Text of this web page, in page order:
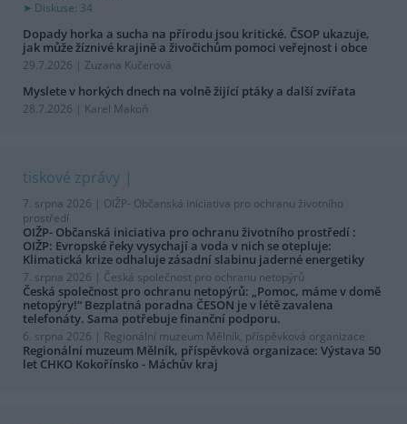
Diskuse: 34
Dopady horka a sucha na přírodu jsou kritické. ČSOP ukazuje,
jak může žíznivé krajině a živočichům pomoci veřejnost i obce
29.7.2026 | Zuzana Kučerová
Myslete v horkých dnech na volně žijící ptáky a další zvířata
28.7.2026 | Karel Makoň
tiskové zprávy
7. srpna 2026 | OIŽP- Občanská iniciativa pro ochranu životního
prostředí
OIŽP- Občanská iniciativa pro ochranu životního prostředí :
OIŽP: Evropské řeky vysychají a voda v nich se otepluje:
Klimatická krize odhaluje zásadní slabinu jaderné energetiky
7. srpna 2026 | Česká společnost pro ochranu netopýrů
Česká společnost pro ochranu netopýrů: „Pomoc, máme v domě
netopýry!“ Bezplatná poradna ČESON je v létě zavalena
telefonáty. Sama potřebuje finanční podporu.
6. srpna 2026 | Regionální muzeum Mělník, příspěvková organizace
Regionální muzeum Mělník, příspěvková organizace: Výstava 50
let CHKO Kokořínsko - Máchův kraj